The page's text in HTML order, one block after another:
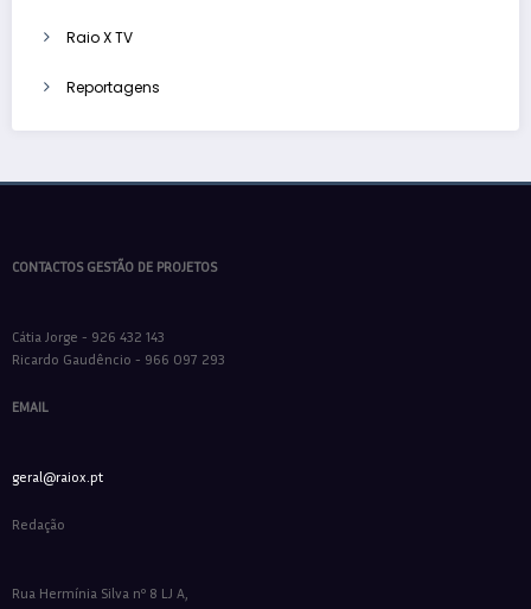
Raio X TV
Reportagens
CONTACTOS GESTÃO DE PROJETOS
Cátia Jorge - 926 432 143
Ricardo Gaudêncio - 966 097 293
EMAIL
geral@raiox.pt
Redação
Rua Hermínia Silva nº 8 LJ A,